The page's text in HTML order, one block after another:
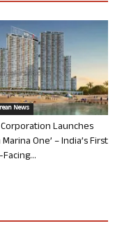
News
Launches
Marina One’ – India’s First